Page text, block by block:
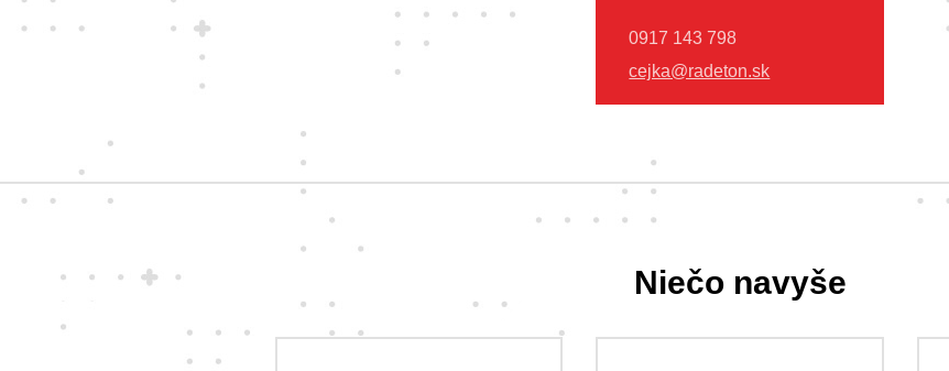
0917 143 798
cejka@radeton.sk
Niečo navyše